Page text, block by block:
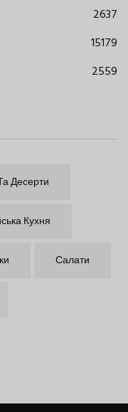
2637
15179
2559
Десерти
Кухня
Салати